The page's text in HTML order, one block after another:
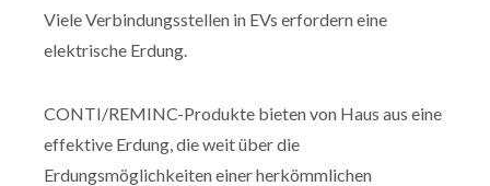
Viele Verbindungsstellen in EVs erfordern eine
elektrische Erdung.
CONTI/REMINC-Produkte bieten von Haus aus eine
effektive Erdung, die weit über die
Erdungsmöglichkeiten einer herkömmlichen